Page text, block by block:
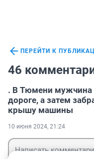
ПЕРЕЙТИ К
46
. В Тюмени мужчина
дороге, а затем
крышу машины
10 июня 2024, 21:24